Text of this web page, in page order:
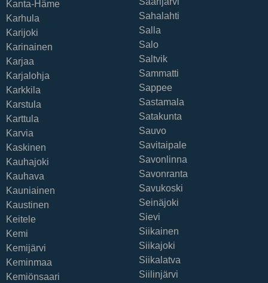
Kanta-Häme
Karhula
Karijoki
Karinainen
Karjaa
Karjalohja
Karkkila
Karstula
Karttula
Karvia
Kaskinen
Kauhajoki
Kauhava
Kauniainen
Kaustinen
Keitele
Kemi
Kemijärvi
Keminmaa
Kemiönsaari
Sahalahti
Salla
Salo
Saltvik
Sammatti
Sappee
Sastamala
Satakunta
Sauvo
Savitaipale
Savonlinna
Savonranta
Savukoski
Seinäjoki
Sievi
Siikainen
Siikajoki
Siikalatva
Siilinjärvi